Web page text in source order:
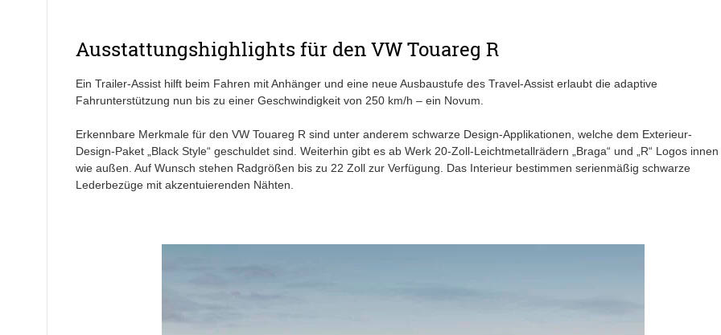
Ausstattungshighlights für den VW Touareg R
Ein Trailer-Assist hilft beim Fahren mit Anhänger und eine neue Ausbaustufe des Travel-Assist erlaubt die adaptive
Fahrunterstützung nun bis zu einer Geschwindigkeit von 250 km/h – ein Novum.
Erkennbare Merkmale für den VW Touareg R sind unter anderem schwarze Design-Applikationen, welche dem Exterieur-
Design-Paket „Black Style“ geschuldet sind. Weiterhin gibt es ab Werk 20-Zoll-Leichtmetallrädern „Braga“ und „R“ Logos innen
wie außen. Auf Wunsch stehen Radgrößen bis zu 22 Zoll zur Verfügung. Das Interieur bestimmen serienmäßig schwarze
Lederbezüge mit akzentuierenden Nähten.